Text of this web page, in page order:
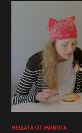
НЕЩАТА ОТ ЖИВОТА